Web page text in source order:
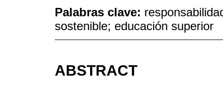
Palabras clave:
sostenible; educación superior
ABSTRACT